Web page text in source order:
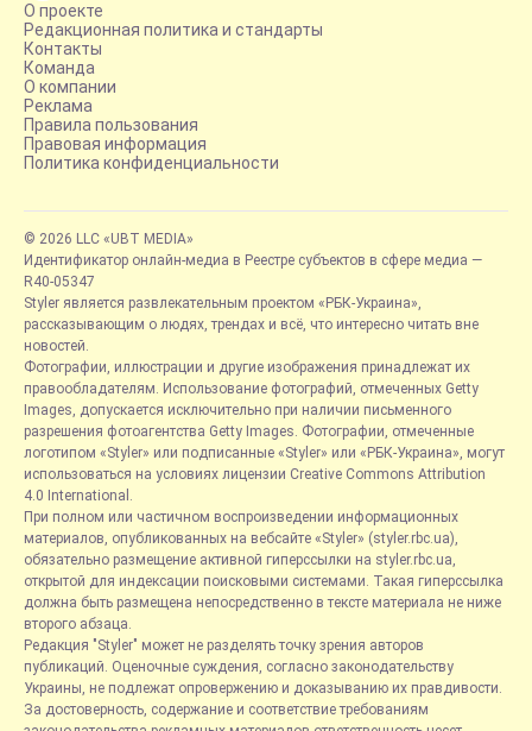
О проекте
Редакционная политика и стандарты
Контакты
Команда
О компании
Реклама
Правила пользования
Правовая информация
Политика конфиденциальности
© 2026 LLC «UBT MEDIA»
Идентификатор онлайн-медиа в Реестре субъектов в сфере медиа —
R40-05347
Styler является развлекательным проектом «РБК-Украина»,
рассказывающим о людях, трендах и всё, что интересно читать вне
новостей.
Фотографии, иллюстрации и другие изображения принадлежат их
правообладателям. Использование фотографий, отмеченных Getty
Images, допускается исключительно при наличии письменного
разрешения фотоагентства Getty Images. Фотографии, отмеченные
логотипом «Styler» или подписанные «Styler» или «РБК-Украина», могут
использоваться на условиях лицензии Creative Commons Attribution
4.0 International.
При полном или частичном воспроизведении информационных
материалов, опубликованных на вебсайте «Styler» (styler.rbc.ua),
обязательно размещение активной гиперссылки на styler.rbc.ua,
открытой для индексации поисковыми системами. Такая гиперссылка
должна быть размещена непосредственно в тексте материала не ниже
второго абзаца.
Редакция "Styler" может не разделять точку зрения авторов
публикаций. Оценочные суждения, согласно законодательству
Украины, не подлежат опровержению и доказыванию их правдивости.
За достоверность, содержание и соответствие требованиям